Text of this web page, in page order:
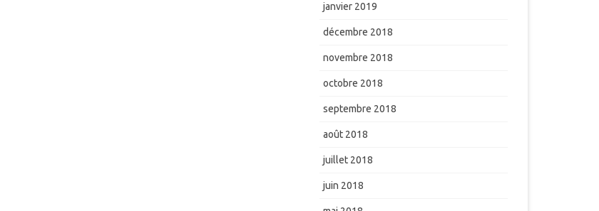
janvier 2019
décembre 2018
novembre 2018
octobre 2018
septembre 2018
août 2018
juillet 2018
juin 2018